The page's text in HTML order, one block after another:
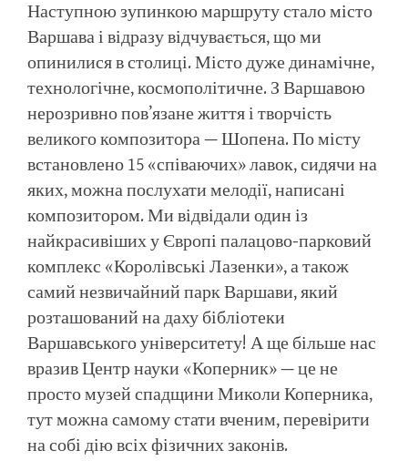
Наступною зупинкою маршруту стало місто
Варшава і відразу відчувається, що ми
опинилися в столиці. Місто дуже динамічне,
технологічне, космополітичне. З Варшавою
нерозривно пов’язане життя і творчість
великого композитора — Шопена. По місту
встановлено 15 «співаючих» лавок, сидячи на
яких, можна послухати мелодії, написані
композитором. Ми відвідали один із
найкрасивіших у Європі палацово-парковий
комплекс «Королівські Лазенки», а також
самий незвичайний парк Варшави, який
розташований на даху бібліотеки
Варшавського університету! А ще більше нас
вразив Центр науки «Коперник» — це не
просто музей спадщини Миколи Коперника,
тут можна самому стати вченим, перевірити
на собі дію всіх фізичних законів.